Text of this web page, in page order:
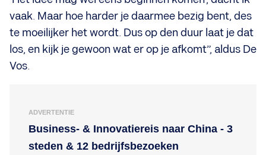
vaak. Maar hoe harder je daarmee bezig bent, des
te moeilijker het wordt. Dus op den duur laat je dat
los, en kijk je gewoon wat er op je afkomt”, aldus De
Vos.
ADVERTENTIE
Business- & Innovatiereis naar China - 3
steden & 12 bedrijfsbezoeken